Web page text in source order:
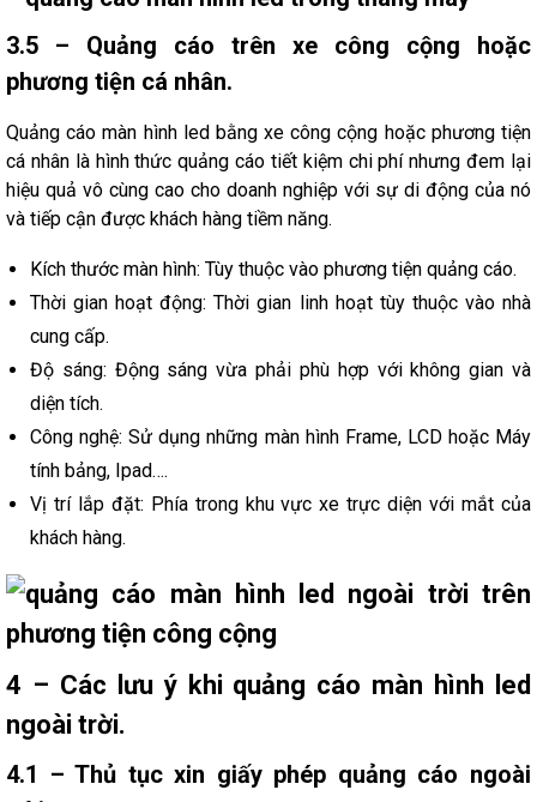
3.5 – Quảng cáo trên xe công cộng hoặc
phương tiện cá nhân.
Quảng cáo màn hình led bằng xe công cộng hoặc phương tiện
cá nhân là hình thức quảng cáo tiết kiệm chi phí nhưng đem lại
hiệu quả vô cùng cao cho doanh nghiệp với sự di động của nó
và tiếp cận được khách hàng tiềm năng.
Kích thước màn hình: Tùy thuộc vào phương tiện quảng cáo.
Thời gian hoạt động: Thời gian linh hoạt tùy thuộc vào nhà
cung cấp.
Độ sáng: Động sáng vừa phải phù hợp với không gian và
diện tích.
Công nghệ: Sử dụng những màn hình Frame, LCD hoặc Máy
tính bảng, Ipad….
Vị trí lắp đặt: Phía trong khu vực xe trực diện với mắt của
khách hàng.
4 – Các lưu ý khi quảng cáo màn hình led
ngoài trời.
4.1 – Thủ tục xin giấy phép quảng cáo ngoài